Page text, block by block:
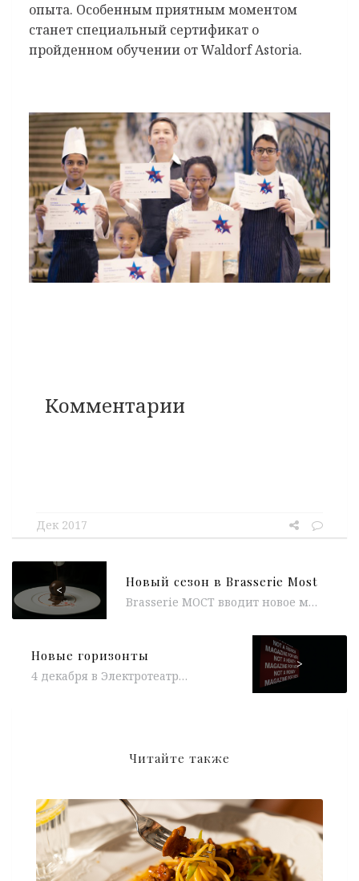
опыта. Особенным приятным моментом
станет специальный сертификат о
пройденном обучении от Waldorf Astoria.
Комментарии
Дек 2017
<
Новый сезон в Brasserie Most
Brasserie МОСТ вводит новое меню от шеф-повара Жан-Люка Молля, которое отвечает всем законам классической брассери. Обновленное меню, которое, в первую...
Новые горизонты
4 декабря в Электротеатре «Станиславский» прошла вечеринка ESQUIRE NEW SEASON. Журнал во главе с Сергеем Минаевым собрал своих друзей и...
>
Читайте также